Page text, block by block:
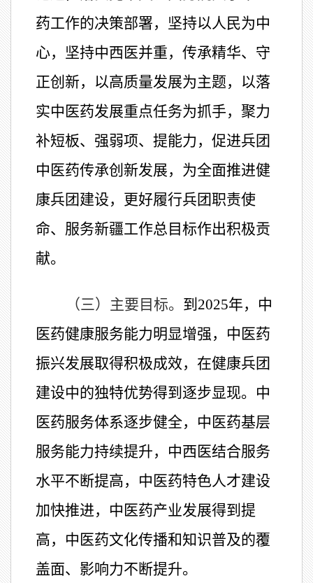
药工作的决策部署，坚持以人民为中
心，坚持中西医并重，传承精华、守
正创新，以高质量发展为主题，以落
实中医药发展重点任务为抓手，聚力
补短板、强弱项、提能力，促进兵团
中医药传承创新发展，为全面推进健
康兵团建设，更好履行兵团职责使
命、服务新疆工作总目标作出积极贡
献。
（三）主要目标。 到2025年，中
医药健康服务能力明显增强，中医药
振兴发展取得积极成效，在健康兵团
建设中的独特优势得到逐步显现。中
医药服务体系逐步健全，中医药基层
服务能力持续提升，中西医结合服务
水平不断提高，中医药特色人才建设
加快推进，中医药产业发展得到提
高，中医药文化传播和知识普及的覆
盖面、影响力不断提升。